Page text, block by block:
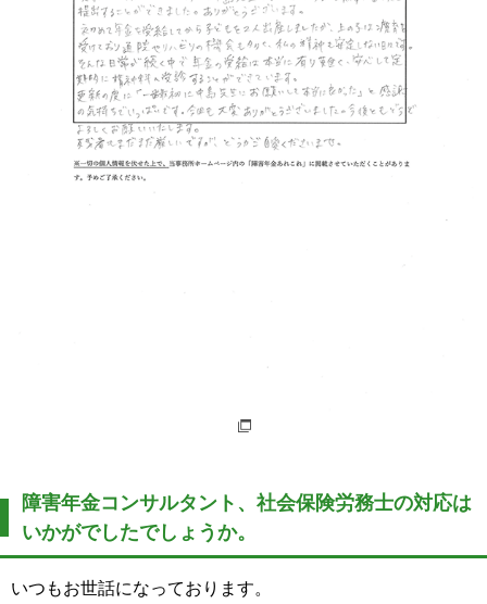
障害年金コンサルタント、社会保険労務士の対応は
いかがでしたでしょうか。
いつもお世話になっております。